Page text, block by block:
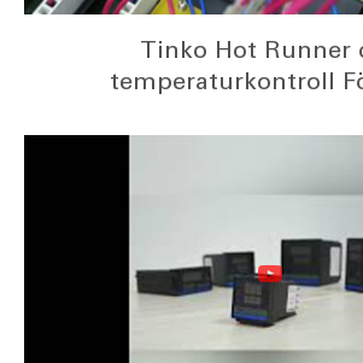
Tinko Hot Runner
temperaturkontroll